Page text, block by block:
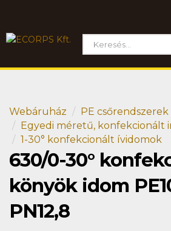
Webáruház PE csőrendszerek
Egyedi méretű, konfekcionált
1-30° konfekcionált ívidomok
630/0-30°
könyök idom
PN12,8